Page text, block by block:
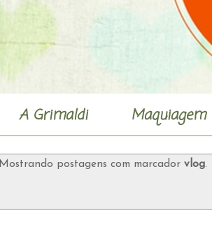
A Grimaldi Maquiagem
Mostrando postagens com marcadorvlog.